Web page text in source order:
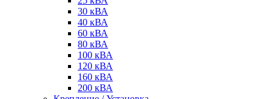
30 кВА
40 кВА
60 кВА
80 кВА
100 кВА
120 кВА
160 кВА
200 кВА